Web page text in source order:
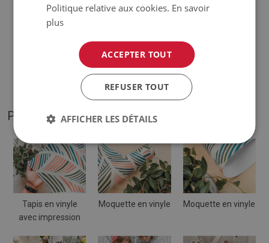
♦ Épaisseur :
Les teintes de la moquette peuvent varier légèrement
par rapport à la visualisation.
PHOTOS DE NOTRE PRODUIT
Tapis en vinyle
avec impression
Moquette en vinyle Moquette en vinyle
Politique relative aux cookies. En savoir
plus
ACCEPTER TOUT
REFUSER TOUT
AFFICHER LES DÉTAILS